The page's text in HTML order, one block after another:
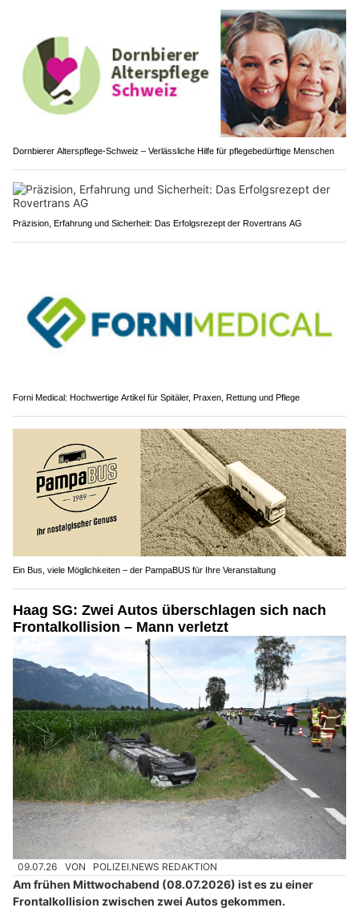
Dornbierer Alterspflege-Schweiz – Verlässliche Hilfe für pflegebedürftige Menschen
Präzision, Erfahrung und Sicherheit: Das Erfolgsrezept der Rovertrans AG
Forni Medical: Hochwertige Artikel für Spitäler, Praxen, Rettung und Pflege
Ein Bus, viele Möglichkeiten – der PampaBUS für Ihre Veranstaltung
Haag SG: Zwei Autos überschlagen sich nach
Frontalkollision – Mann verletzt
09.07.26 VON POLIZEI.NEWS REDAKTION
Am frühen Mittwochabend (08.07.2026) ist es zu einer
Frontalkollision zwischen zwei Autos gekommen.